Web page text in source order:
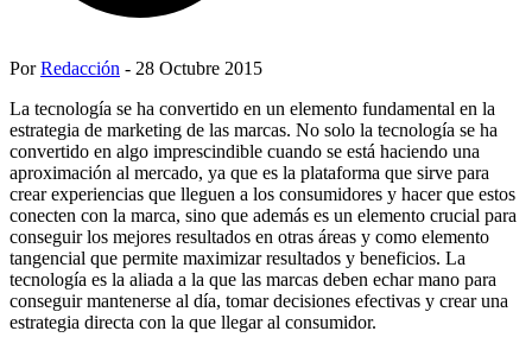
PorRedacción - 28 Octubre 2015
La tecnología se ha convertido en un elemento fundamental en la
estrategia de marketing de las marcas. No solo la tecnología se ha
convertido en algo imprescindible cuando se está haciendo una
aproximación al mercado, ya que es la plataforma que sirve para
crear experiencias que lleguen a los consumidores y hacer que estos
conecten con la marca, sino que además es un elemento crucial para
conseguir los mejores resultados en otras áreas y como elemento
tangencial que permite maximizar resultados y beneficios. La
tecnología es la aliada a la que las marcas deben echar mano para
conseguir mantenerse al día, tomar decisiones efectivas y crear una
estrategia directa con la que llegar al consumidor.